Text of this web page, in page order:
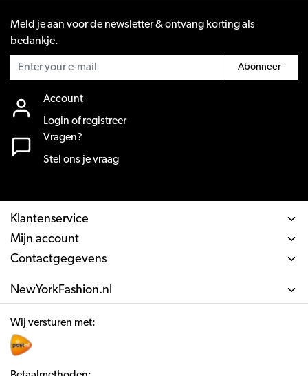
Meld je aan voor de newsletter & ontvang korting als
bedankje.
Abonneer
Account
Login of registreer
Vragen?
Stel ons je vraag
Klantenservice
Mijn account
Contactgegevens
NewYorkFashion.nl
Wij versturen met: